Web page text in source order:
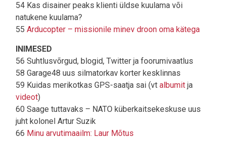
54 Kas disainer peaks klienti üldse kuulama või
natukene kuulama?
55 Arducopter – missionile minev droon oma kätega
INIMESED
56 Suhtlusvõrgud, blogid, Twitter ja foorumivaatlus
58 Garage48 uus silmatorkav korter kesklinnas
59 Kuidas merikotkas GPS-saatja sai (vt albumit ja
videot)
60 Saage tuttavaks – NATO küberkaitsekeskuse uus
juht kolonel Artur Suzik
66 Minu arvutimaailm: Laur Mõtus